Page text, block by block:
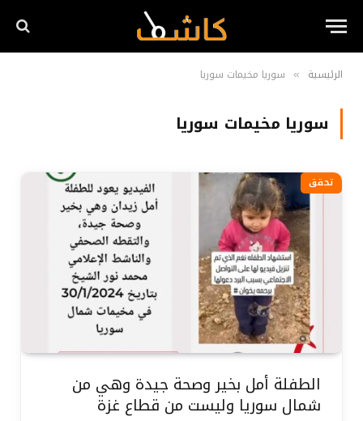
الرئيسية » سوريا مخيمات سوريا
سوريا مخيمات سوريا
تحقق
الطفلة أمل بخير وصحة جيدة وهي من
شمال سوريا وليست من قطاع غزة